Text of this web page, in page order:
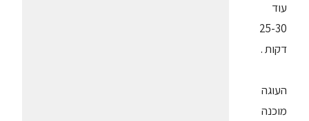
עוד
25-30
דקות .
העוגה
מוכנה